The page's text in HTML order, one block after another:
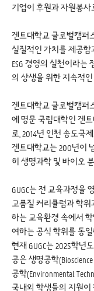
기업이 후원과 자원봉사
겐트대학교 글로벌캠퍼
실질적인 가치를 제공
ESG 경영의 실천이라는
의 상생을 위한 지속적
겐트대학교 글로벌캠퍼
에 명문 국립대학인 겐
로, 2014년 인천 송도국
겐트대학교는 200년이
히 생명과학 및 바이오
GUGC는 전 교육과정을
고품질 커리큘럼과 학
하는 교육환경 속에서
여하는 공식 학위를 동
현재 GUGC는 2025학년
공은 생명공학
공학(Environmental
국내외 학생들의 지원이